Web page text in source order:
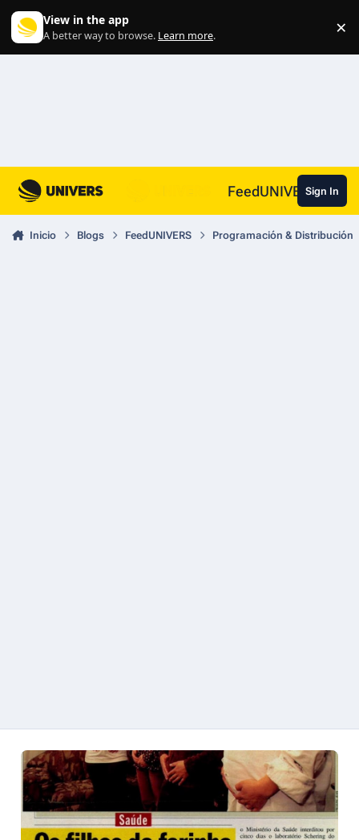
View in the app
A better way to browse. Learn more. ×
FeedUNIVERSSign In
Inicio Blogs FeedUNIVERS Programación & Distribución